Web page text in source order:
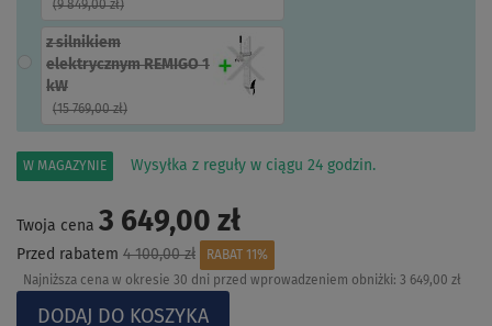
(9 849,00 zł)
z silnikiem
elektrycznym REMIGO 1
kW
(15 769,00 zł)
W MAGAZYNIE Wysyłka z reguły w ciągu 24 godzin.
Twoja cena 3 649,00 zł
Przed rabatem 4 100,00 zł
RABAT 11%
Najniższa cena w okresie 30 dni przed wprowadzeniem obniżki: 3 649,00 zł